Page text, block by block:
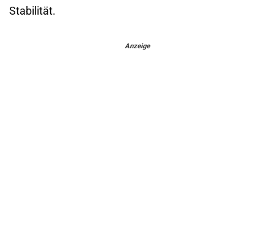
Stabilität.
Anzeige